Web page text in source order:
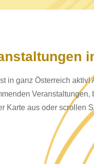
in ganz Österreich
Karte aus oder scrollen